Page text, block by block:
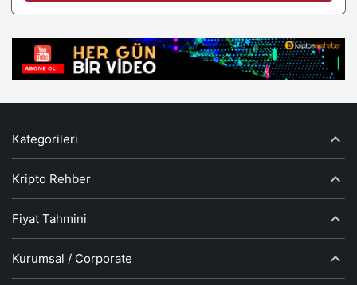
Kategorileri
Kripto Rehber
Fiyat Tahmini
Kurumsal / Corporate